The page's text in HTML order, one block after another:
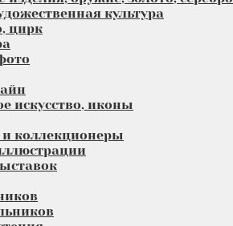
культура
цирк
искусство, иконы
коллекционеры